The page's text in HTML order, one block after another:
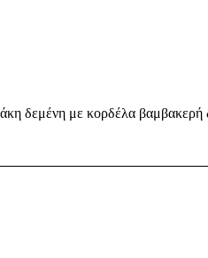
δεμένη με κορδέλα